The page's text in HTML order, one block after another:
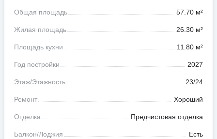
Общая площадь 57.70 м²
Жилая площадь 26.30 м²
Площадь кухни 11.80 м²
Год постройки 2027
Этаж/Этажность 23/24
Ремонт Хороший
Отделка Предчистовая отделка
Балкон/Лоджия Есть